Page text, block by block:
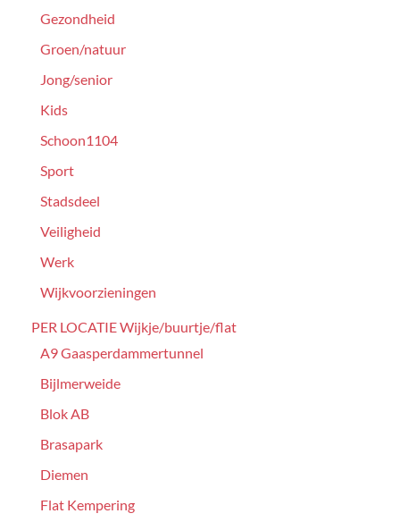
Gezondheid
Groen/natuur
Jong/senior
Kids
Schoon1104
Sport
Stadsdeel
Veiligheid
Werk
Wijkvoorzieningen
PER LOCATIE Wijkje/buurtje/flat
A9 Gaasperdammertunnel
Bijlmerweide
Blok AB
Brasapark
Diemen
Flat Kempering